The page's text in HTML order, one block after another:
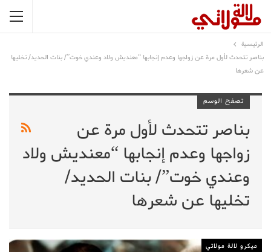
الرئيسية
بناصر تتحدث لأول مرة عن زواجها وعدم إنجابها “معنديش ولاد وعندي خوت”/ بنات الحديد/ تخليها
عن شعرها
تصفح الوسم
بناصر تتحدث لأول مرة عن
زواجها وعدم إنجابها “معنديش ولاد
وعندي خوت”/ بنات الحديد/
تخليها عن شعرها
ميكرو لالة مولاتي